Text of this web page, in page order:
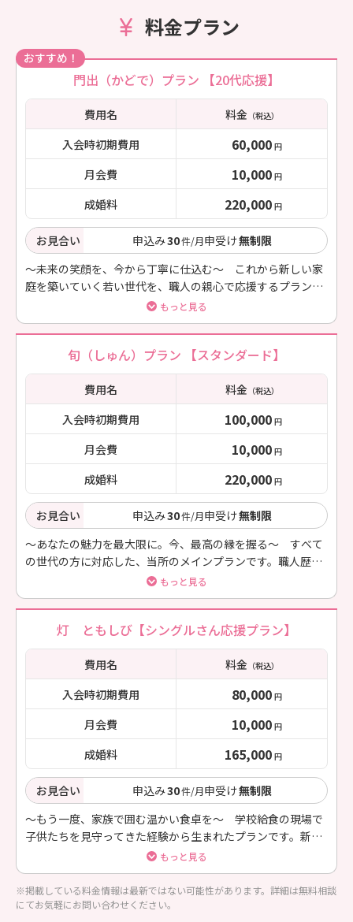
料金プラン
おすすめ！
門出（かどで）プラン 【20代応援】
費用名 料金（税込）
入会時初期費用 60,000 円
月会費 10,000 円
成婚料 220,000 円
お見合い 申込み30件/月申受け無制限
〜未来の笑顔を、今から丁寧に仕込む〜 これから新しい家
庭を築いていく若い世代を、職人の親心で応援するプランで
す。初期費用を抑えてスタートできます。
もっと見る
旬（しゅん）プラン 【スタンダード】
費用名 料金（税込）
入会時初期費用 100,000 円
月会費 10,000 円
成婚料 220,000 円
お見合い 申込み30件/月申受け無制限
〜あなたの魅力を最大限に。今、最高の縁を握る〜 すべて
の世代の方に対応した、当所のメインプランです。職人歴30
年の観察眼で、あなたに寄り添い徹底伴走します。
もっと見る
灯 ともしび【シングルさん応援プラン】
費用名 料金（税込）
入会時初期費用 80,000 円
月会費 10,000 円
成婚料 165,000 円
お見合い 申込み30件/月申受け無制限
〜もう一度、家族で囲む温かい食卓を〜 学校給食の現場で
子供たちを見守ってきた経験から生まれたプランです。新し
い家族の笑顔への一歩を優遇価格で支えます。
もっと見る
※掲載している料金情報は最新ではない可能性があります。詳細は無料相談
にてお気軽にお問い合わせください。